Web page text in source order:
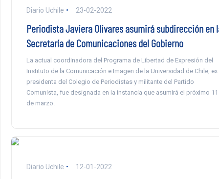
Diario Uchile 23-02-2022
Periodista Javiera Olivares asumirá subdirección en
Secretaría de Comunicaciones del Gobierno
La actual coordinadora del Programa de Libertad de Expresión del
Instituto de la Comunicación e Imagen de la Universidad de Chile, ex
presidenta del Colegio de Periodistas y militante del Partido
Comunista, fue designada en la instancia que asumirá el próximo 11
de marzo.
Diario Uchile 12-01-2022